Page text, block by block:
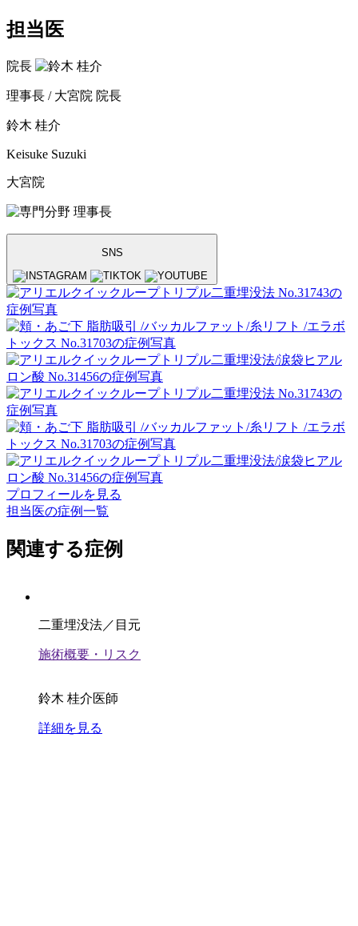
担当医
院長
理事長 / 大宮院 院長
鈴木 桂介
Keisuke Suzuki
大宮院
理事長
SNS
プロフィールを見る
担当医の症例一覧
関連する症例
二重埋没法／目元
施術概要・リスク
鈴木 桂介医師
詳細を見る